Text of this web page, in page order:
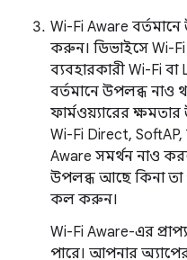
Wi-Fi Aware
করুন। ডিভাইসে Wi-Fi
ব্যবহারকারী Wi-Fi বা
বর্তমানে উপলব্ধ নাও
ফার্মওয়্যারের
Wi-Fi Direct, SoftAP,
Aware সমর্থন নাও
উপলব্ধ আছে কিনা তা
কল করুন।
Wi-Fi Aware-এর
পারে। আপনার